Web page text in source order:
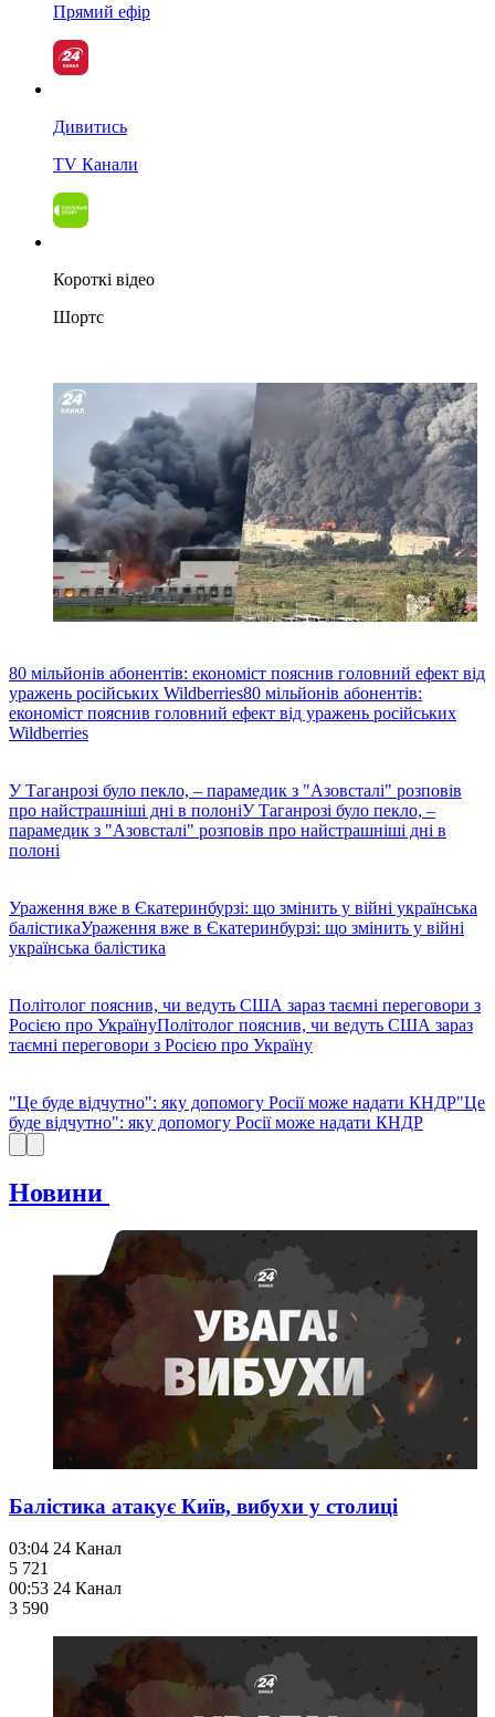
Прямий ефір
Дивитись
TV Канали
Короткі відео
Шортс
80 мільйонів абонентів: економіст пояснив головний ефект від
уражень російських Wildberries80 мільйонів абонентів:
економіст пояснив головний ефект від уражень російських
Wildberries
У Таганрозі було пекло, – парамедик з "Азовсталі" розповів
про найстрашніші дні в полоніУ Таганрозі було пекло, –
парамедик з "Азовсталі" розповів про найстрашніші дні в
полоні
Ураження вже в Єкатеринбурзі: що змінить у війні українська
балістикаУраження вже в Єкатеринбурзі: що змінить у війні
українська балістика
Політолог пояснив, чи ведуть США зараз таємні переговори з
Росією про УкраїнуПолітолог пояснив, чи ведуть США зараз
таємні переговори з Росією про Україну
"Це буде відчутно": яку допомогу Росії може надати КНДР"Це
буде відчутно": яку допомогу Росії може надати КНДР
Новини
Балістика атакує Київ, вибухи у столиці
03:04 24 Канал
5 721
00:53 24 Канал
3 590